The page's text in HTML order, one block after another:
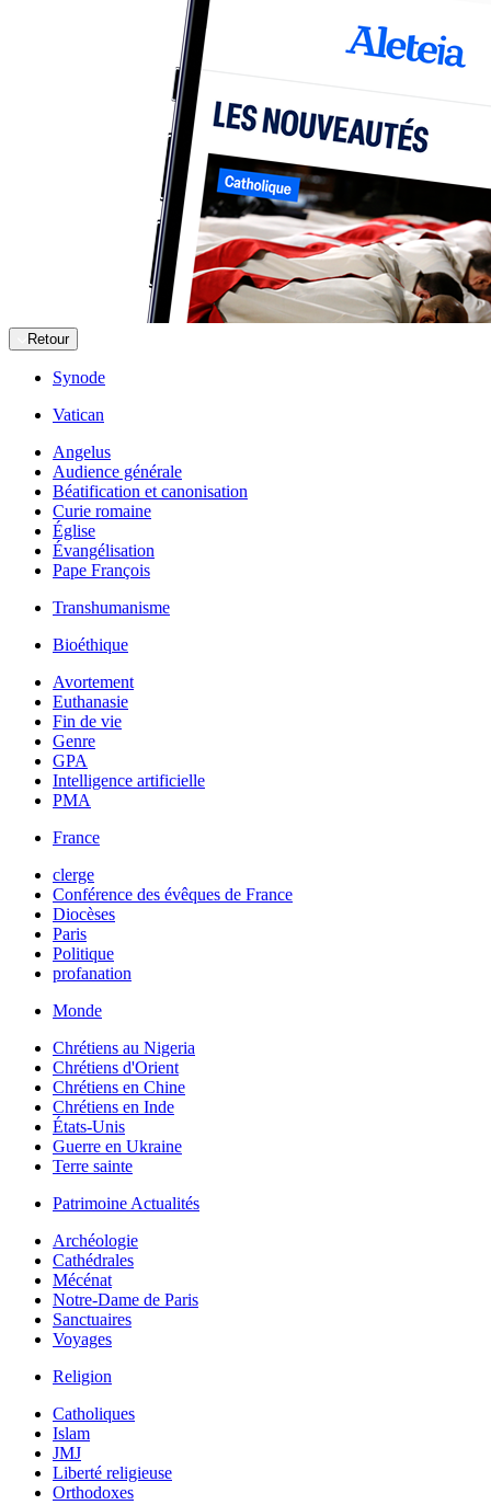
Retour
Synode
Vatican
Angelus
Audience générale
Béatification et canonisation
Curie romaine
Église
Évangélisation
Pape François
Transhumanisme
Bioéthique
Avortement
Euthanasie
Fin de vie
Genre
GPA
Intelligence artificielle
PMA
France
clerge
Conférence des évêques de France
Diocèses
Paris
Politique
profanation
Monde
Chrétiens au Nigeria
Chrétiens d'Orient
Chrétiens en Chine
Chrétiens en Inde
États-Unis
Guerre en Ukraine
Terre sainte
Patrimoine Actualités
Archéologie
Cathédrales
Mécénat
Notre-Dame de Paris
Sanctuaires
Voyages
Religion
Catholiques
Islam
JMJ
Liberté religieuse
Orthodoxes